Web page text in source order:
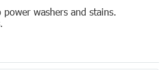
washers and stains.